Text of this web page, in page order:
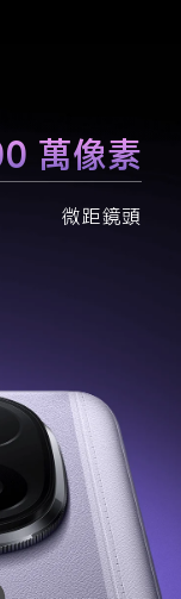
萬像素
微距鏡頭